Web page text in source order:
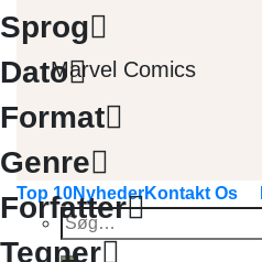
Marvel Comics
Top 10NyhederKontakt Os
Søg
efter:
Sprog
Dato
Format
Genre
Forfatter
Tegner